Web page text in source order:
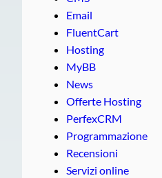
Email
FluentCart
Hosting
MyBB
News
Offerte Hosting
PerfexCRM
Programmazione
Recensioni
Servizi online